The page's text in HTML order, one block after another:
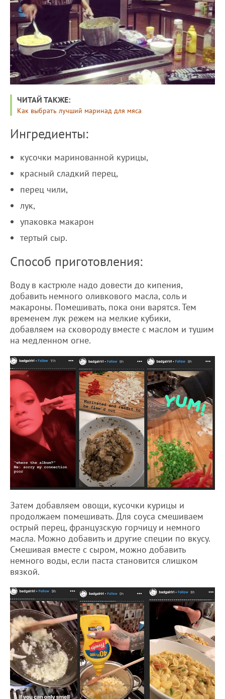
ЧИТАЙ ТАКЖЕ:
Как выбрать лучший маринад для мяса
Ингредиенты:
кусочки маринованной курицы,
красный сладкий перец,
перец чили,
лук,
упаковка макарон
тертый сыр.
Способ приготовления:
Воду в кастрюле надо довести до кипения,
добавить немного оливкового масла, соль и
макароны. Помешивать, пока они варятся. Тем
временем лук режем на мелкие кубики,
добавляем на сковороду вместе с маслом и тушим
на медленном огне.
Затем добавляем овощи, кусочки курицы и
продолжаем помешивать. Для соуса смешиваем
острый перец, французскую горчицу и немного
масла. Можно добавить и другие специи по вкусу.
Смешивая вместе с сыром, можно добавить
немного воды, если паста становится слишком
вязкой.